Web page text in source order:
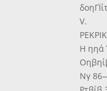
V.
Η ηηά
Νγ